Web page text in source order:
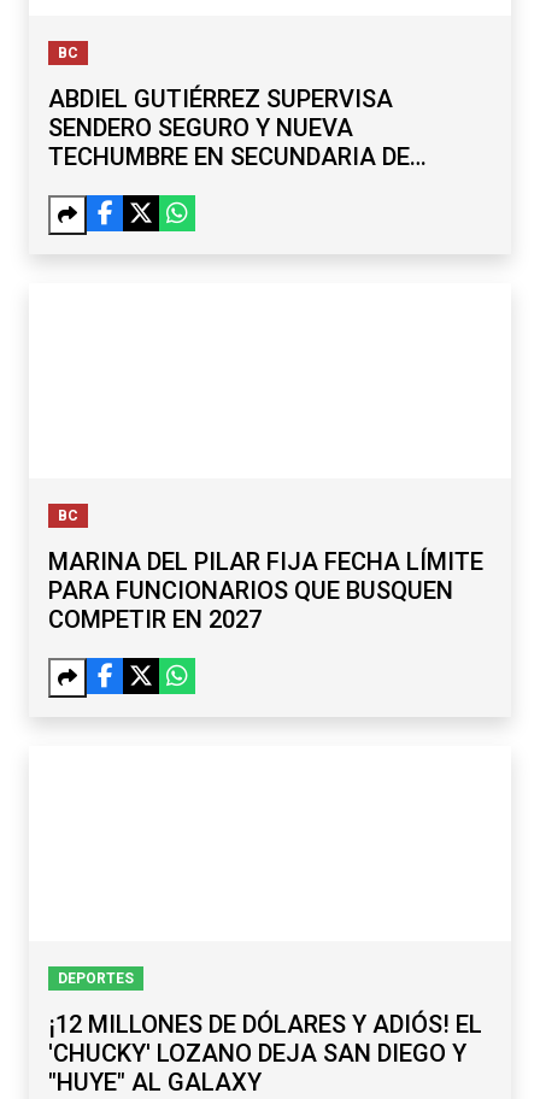
BC
ABDIEL GUTIÉRREZ SUPERVISA
SENDERO SEGURO Y NUEVA
TECHUMBRE EN SECUNDARIA DE
BC
MARINA DEL PILAR FIJA FECHA LÍMITE
PARA FUNCIONARIOS QUE BUSQUEN
COMPETIR EN 2027
DEPORTES
¡12 MILLONES DE DÓLARES Y ADIÓS! EL
'CHUCKY' LOZANO DEJA SAN DIEGO Y
"HUYE" AL GALAXY